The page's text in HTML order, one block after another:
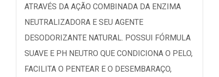
ATRAVÉS DA AÇÃO COMBINADA DA ENZIMA
NEUTRALIZADORA E SEU AGENTE
DESODORIZANTE NATURAL. POSSUI FÓRMULA
SUAVE E PH NEUTRO QUE CONDICIONA O PELO,
FACILITA O PENTEAR E O DESEMBARAÇO,